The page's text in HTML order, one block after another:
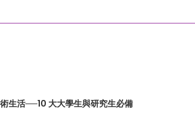
生活──10 大大學生與研究生必備